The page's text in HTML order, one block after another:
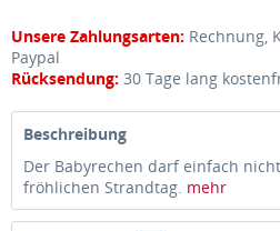
Unsere Zahlungsarten: Rechnung,
Paypal
Rücksendung: 30 Tage lang
Beschreibung
Der Babyrechen darf einfach
fröhlichen Strandtag. mehr